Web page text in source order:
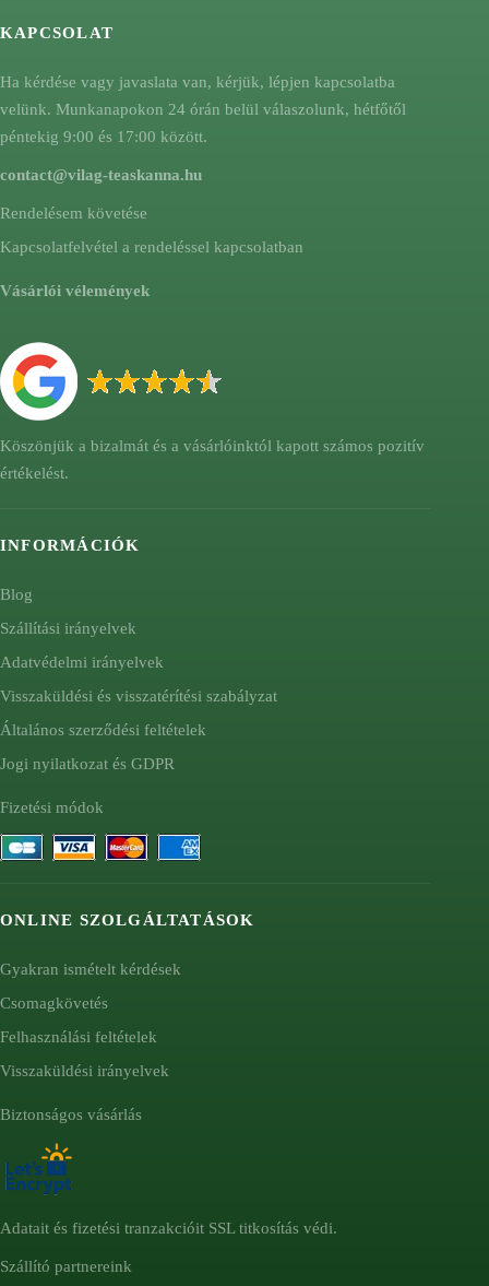
KAPCSOLAT
Ha kérdése vagy javaslata van, kérjük, lépjen kapcsolatba
velünk. Munkanapokon 24 órán belül válaszolunk, hétfőtől
péntekig 9:00 és 17:00 között.
contact@vilag-teaskanna.hu
Rendelésem követése
Kapcsolatfelvétel a rendeléssel kapcsolatban
Vásárlói vélemények
Köszönjük a bizalmát és a vásárlóinktól kapott számos pozitív
értékelést.
INFORMÁCIÓK
Blog
Szállítási irányelvek
Adatvédelmi irányelvek
Visszaküldési és visszatérítési szabályzat
Általános szerződési feltételek
Jogi nyilatkozat és GDPR
Fizetési módok
ONLINE SZOLGÁLTATÁSOK
Gyakran ismételt kérdések
Csomagkövetés
Felhasználási feltételek
Visszaküldési irányelvek
Biztonságos vásárlás
Adatait és fizetési tranzakcióit SSL titkosítás védi.
Szállító partnereink